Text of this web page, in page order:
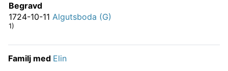
Begravd
1724-10-11 Algutsboda (G)
1)
Familj med Elin